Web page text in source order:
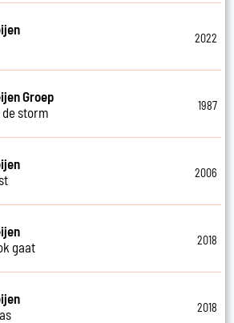
2022
Groep
storm
1987
2006
gaat
2018
2018